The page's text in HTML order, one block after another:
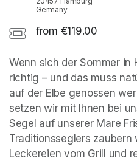
Germany
from €119.00
Wenn sich der Sommer in
richtig – und das muss
auf der Elbe genossen
setzen wir mit Ihnen bei
Segel auf unserer Mare
Traditionsseglers zaubern
Leckereien vom Grill und